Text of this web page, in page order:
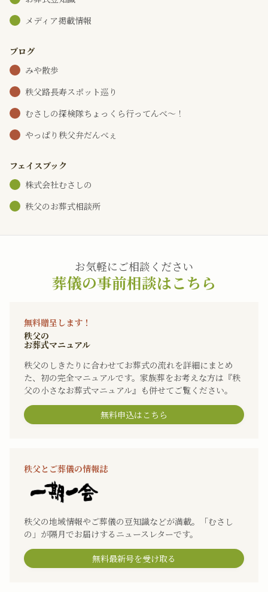
メディア掲載情報
ブログ
みや散歩
秩父路長寿スポット巡り
むさしの探検隊ちょっくら行ってんべ～！
やっぱり秩父弁だんべぇ
フェイスブック
株式会社むさしの
秩父のお葬式相談所
お気軽にご相談ください
葬儀の事前相談はこちら
無料贈呈します！
秩父の
お葬式マニュアル
秩父のしきたりに合わせてお葬式の流れを詳細にまとめ
た、初の完全マニュアルです。家族葬をお考えな方は『秩
父の小さなお葬式マニュアル』も併せてご覧ください。
無料申込はこちら
秩父とご葬儀の情報誌
秩父の地域情報やご葬儀の豆知識などが満載。「むさし
の」が隔月でお届けするニュースレターです。
無料最新号を受け取る